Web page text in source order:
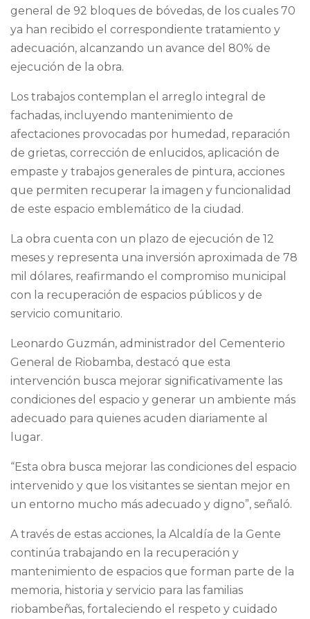
general de 92 bloques de bóvedas, de los cuales 70
ya han recibido el correspondiente tratamiento y
adecuación, alcanzando un avance del 80% de
ejecución de la obra.
Los trabajos contemplan el arreglo integral de
fachadas, incluyendo mantenimiento de
afectaciones provocadas por humedad, reparación
de grietas, corrección de enlucidos, aplicación de
empaste y trabajos generales de pintura, acciones
que permiten recuperar la imagen y funcionalidad
de este espacio emblemático de la ciudad.
La obra cuenta con un plazo de ejecución de 12
meses y representa una inversión aproximada de 78
mil dólares, reafirmando el compromiso municipal
con la recuperación de espacios públicos y de
servicio comunitario.
Leonardo Guzmán, administrador del Cementerio
General de Riobamba, destacó que esta
intervención busca mejorar significativamente las
condiciones del espacio y generar un ambiente más
adecuado para quienes acuden diariamente al
lugar.
“Esta obra busca mejorar las condiciones del espacio
intervenido y que los visitantes se sientan mejor en
un entorno mucho más adecuado y digno”, señaló.
A través de estas acciones, la Alcaldía de la Gente
continúa trabajando en la recuperación y
mantenimiento de espacios que forman parte de la
memoria, historia y servicio para las familias
riobambeñas, fortaleciendo el respeto y cuidado